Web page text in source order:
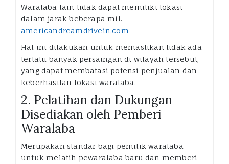
Waralaba lain tidak dapat memiliki lokasi
dalam jarak beberapa mil.
americandreamdrivein.com
Hal ini dilakukan untuk memastikan tidak ada
terlalu banyak persaingan di wilayah tersebut,
yang dapat membatasi potensi penjualan dan
keberhasilan lokasi waralaba.
2. Pelatihan dan Dukungan
Disediakan oleh Pemberi
Waralaba
Merupakan standar bagi pemilik waralaba
untuk melatih pewaralaba baru dan memberi